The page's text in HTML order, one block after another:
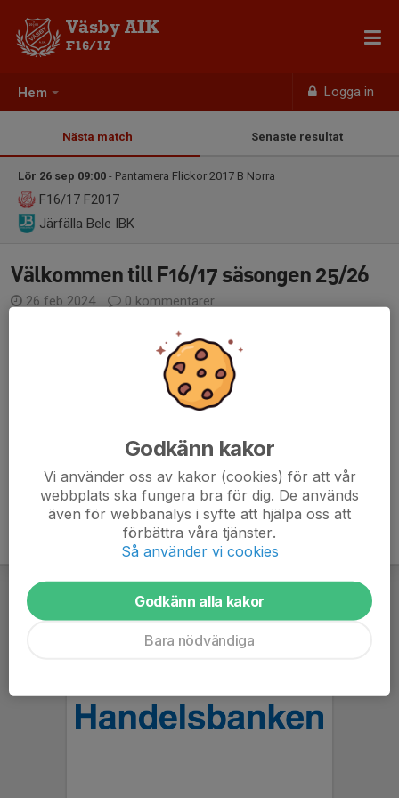
Hem Logga in
Väsby AIK
F16/17
Nästa match Senaste resultat
Lör 26 sep 09:00 - Pantamera Flickor 2017 B Norra
F16/17 F2017
Järfälla Bele IBK
Välkommen till F16/17 säsongen 25/26
26 feb 2024
0 kommentarer
spela innebandy tillsammans.
Vi tränar på tisdagar och torsdagar kl 17:00-18.30 i
Godkänn kakor
Vi använder oss av kakor (cookies) för att vår
webbplats ska fungera bra för dig. De används
även för webbanalys i syfte att hjälpa oss att
förbättra våra tjänster.
Så använder vi cookies
Godkänn alla kakor
Bara nödvändiga